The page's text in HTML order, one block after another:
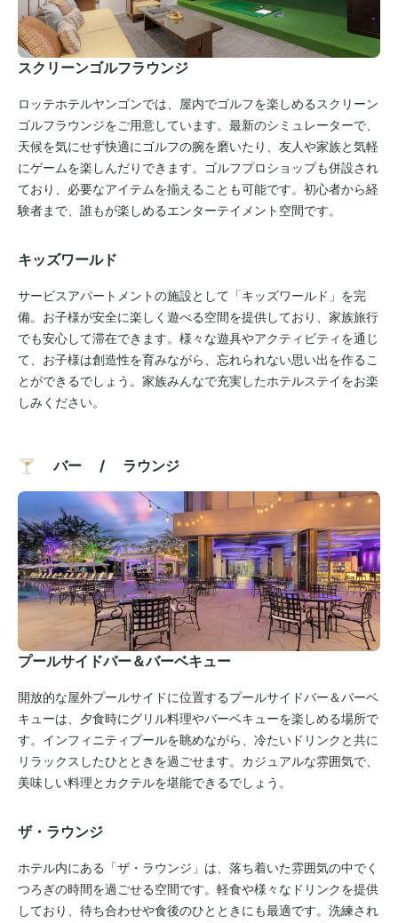
スクリーンゴルフラウンジ
ロッテホテルヤンゴンでは、屋内でゴルフを楽しめるスクリーン
ゴルフラウンジをご用意しています。最新のシミュレーターで、
天候を気にせず快適にゴルフの腕を磨いたり、友人や家族と気軽
にゲームを楽しんだりできます。ゴルフプロショップも併設され
ており、必要なアイテムを揃えることも可能です。初心者から経
験者まで、誰もが楽しめるエンターテイメント空間です。
キッズワールド
サービスアパートメントの施設として「キッズワールド」を完
備。お子様が安全に楽しく遊べる空間を提供しており、家族旅行
でも安心して滞在できます。様々な遊具やアクティビティを通じ
て、お子様は創造性を育みながら、忘れられない思い出を作るこ
とができるでしょう。家族みんなで充実したホテルステイをお楽
しみください。
🍸 バー / ラウンジ
プールサイドバー＆バーベキュー
開放的な屋外プールサイドに位置するプールサイドバー＆バーベ
キューは、夕食時にグリル料理やバーベキューを楽しめる場所で
す。インフィニティプールを眺めながら、冷たいドリンクと共に
リラックスしたひとときを過ごせます。カジュアルな雰囲気で、
美味しい料理とカクテルを堪能できるでしょう。
ザ・ラウンジ
ホテル内にある「ザ・ラウンジ」は、落ち着いた雰囲気の中でく
つろぎの時間を過ごせる空間です。軽食や様々なドリンクを提供
しており、待ち合わせや食後のひとときにも最適です。洗練され